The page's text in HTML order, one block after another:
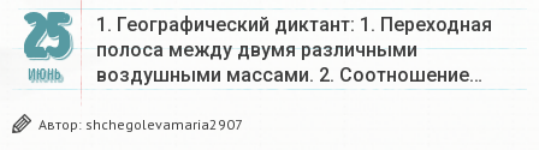
25
ИЮНЬ
1. Географический диктант: 1. Переходная
полоса между двумя различными
воздушными массами. 2. Соотношение…
Автор: shchegolevamaria2907